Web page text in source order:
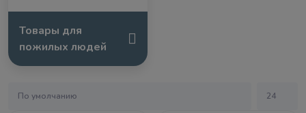
Товары для
пожилых людей